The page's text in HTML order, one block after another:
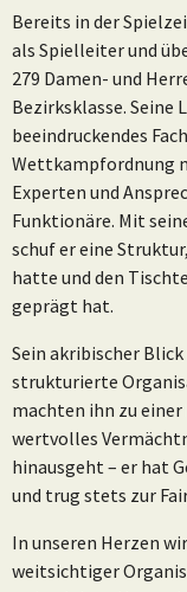
Bereits in der
als Spielleiter und
279 Damen- und
Bezirksklasse. Seine
beeindruckendes
Wettkampfordnung
Experten und
Funktionäre. Mit
schuf er eine
hatte und den
geprägt hat.
Sein akribischer
strukturierte
machten ihn zu
wertvolles
hinausgeht – er hat
und trug stets zur
In unseren Herzen
weitsichtiger